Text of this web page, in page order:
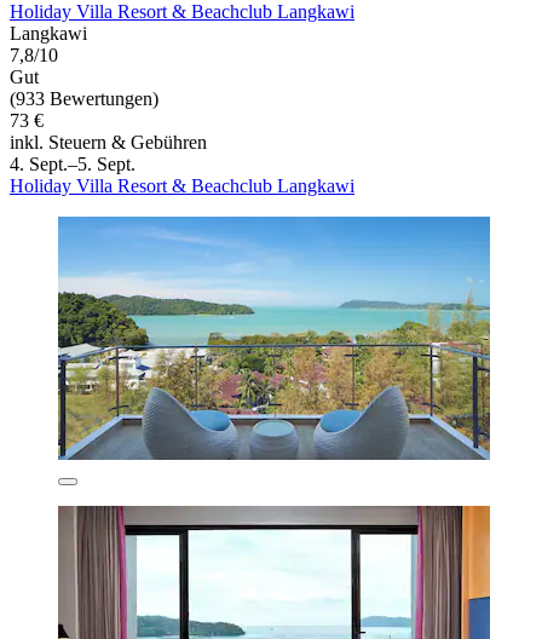
Holiday Villa Resort & Beachclub Langkawi
Langkawi
7,8/10
Gut
(933 Bewertungen)
73 €
inkl. Steuern & Gebühren
4. Sept.–5. Sept.
Holiday Villa Resort & Beachclub Langkawi